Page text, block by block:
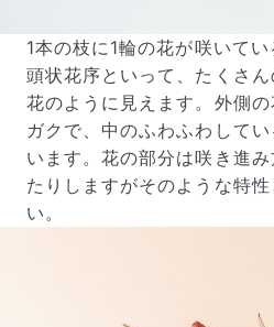
1本の枝に1輪の花が咲いてい
頭状花序といって、たくさ
花のように見えます。外側
ガクで、中のふわふわして
います。花の部分は咲き進
たりしますがそのような特
い。